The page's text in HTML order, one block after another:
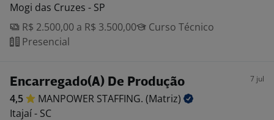
Mogi das Cruzes - SP
R$ 2.500,00 a R$ 3.500,00
Curso Técnico
Presencial
Encarregado(A) De Produção 7 jul
4,5 MANPOWER STAFFING. (Matriz)
Itajaí - SC